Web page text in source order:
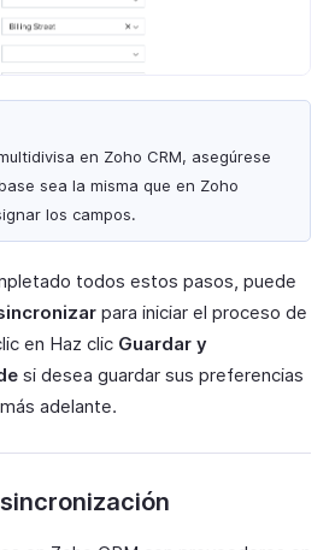
en Zoho CRM, asegúrese
sea la misma que en Zoho
los campos.
todos estos pasos, puede
para iniciar el proceso de
en Haz clic Guardar y
si desea guardar sus preferencias
adelante.